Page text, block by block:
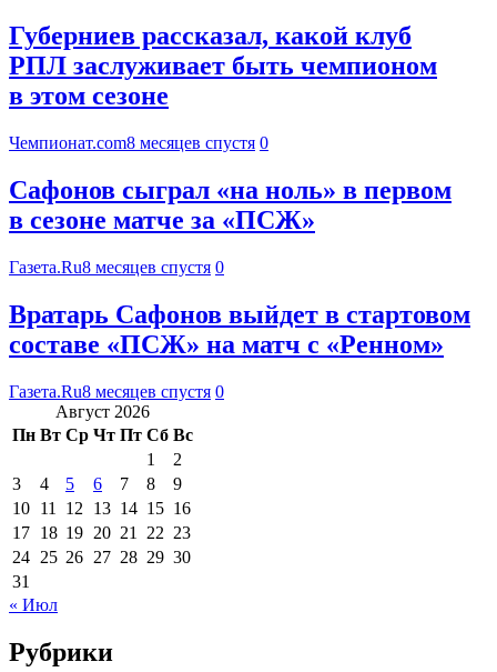
Губерниев рассказал, какой клуб
РПЛ заслуживает быть чемпионом
в этом сезоне
Чемпионат.com8 месяцев спустя 0
Сафонов сыграл «на ноль» в первом
в сезоне матче за «ПСЖ»
Газета.Ru8 месяцев спустя 0
Вратарь Сафонов выйдет в стартовом
составе «ПСЖ» на матч с «Ренном»
Газета.Ru8 месяцев спустя 0
Август 2026
Пн Вт Ср Чт Пт Сб Вс
1
2
3
4 5 6 7 8
9
10 11 12 13 14 15 16
17 18 19 20 21 22 23
24 25 26 27 28 29 30
31
« Июл
Рубрики